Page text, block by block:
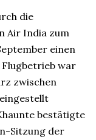
die
Air India zum
einen
Flugbetrieb war
zwischen
bestätigte
Sitzung der